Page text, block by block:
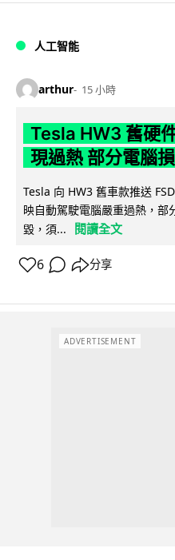
人工智能
arthur 15 小時
Tesla HW3 舊硬
現過熱 部分電腦
Tesla 向 HW3 舊車款推送
映自動駕駛電腦嚴重過熱，部
毀，須...
閱讀全文
6 分享
ADVERTISEMENT